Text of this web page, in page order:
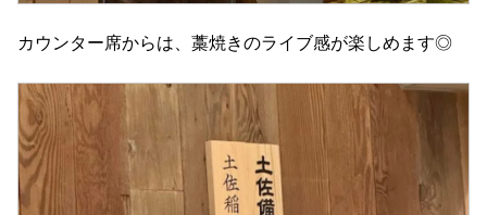
カウンター席からは、藁焼きのライブ感が楽しめます◎